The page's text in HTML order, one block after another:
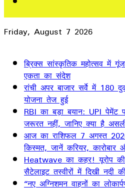
Friday, August 7 2026
ब्रिक्स सांस्कृतिक महोत्सव में
एकता का संदेश
रांची अपर बाजार सर्वे में 180
योजना तेज हुई
RBI का बड़ा बयान: UPI पेमेंट
जरूरत नहीं, जानिए क्या है
आज का राशिफल 7 अगस्त
किस्मत, जानें करियर,
Heatwave का कहर! यूरोप
सैटेलाइट तस्वीरों में दिखी नदी
“नए अग्निशमन वाहनों का